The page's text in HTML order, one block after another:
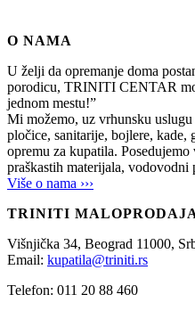
O NAMA
U želji da opremanje doma
porodicu, TRINITI CENTAR
jednom mestu!”
Mi možemo, uz vrhunsku
pločice, sanitarije, bojlere, kade,
opremu za kupatila.
praškastih materijala,
Više o nama ›››
TRINITI
Višnjička 34, Beograd 11000,
Email: kupatila@triniti.rs
Telefon: 011 20 88 460